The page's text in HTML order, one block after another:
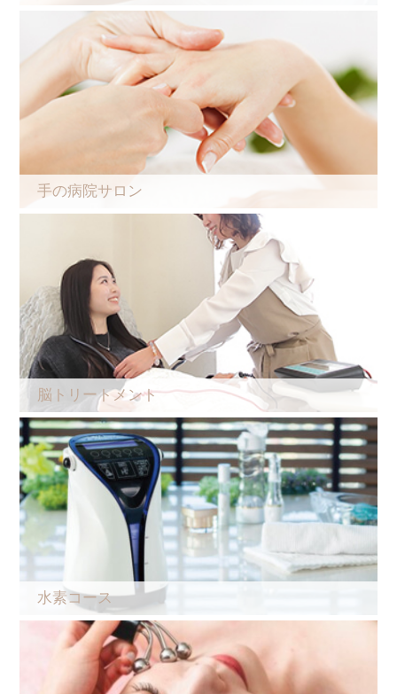
手の病院サロン
脳トリートメント
水素コース